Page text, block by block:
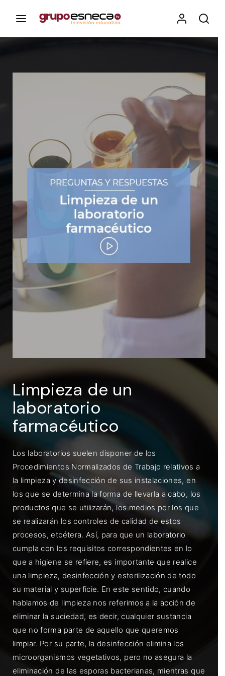
Limpieza de un
laboratorio
farmacéutico
Los laboratorios suelen disponer de los
Procedimientos Normalizados de Trabajo relativos a
la limpieza y desinfección de sus instalaciones, en
los que se determina la forma de llevarla a cabo, los
productos que se utilizarán, los medios por los que
se realizarán los controles de calidad de estos
procesos, etcétera. Así, para que un laboratorio
cumpla con los requisitos correspondientes en lo
que a higiene se refiere, es importante que realice
una limpieza, desinfección y esterilización de todo
su material y superficie. En este sentido, cuando
hablamos de limpieza nos referimos a la acción de
eliminar la suciedad, es decir, cualquier sustancia
que no forma parte de aquello que queremos
limpiar. Por su parte, la desinfección elimina los
microorganismos vegetativos, pero no asegura la
eliminación de las esporas bacterianas, mientras que
Esneca TV
Iniciar Sesión
Para iniciar sesión debes introducir el
mismo usuario y contraseña que utilizas
para acceder al campus virtual:
https://elcampusonline.com
Dirección de correo electrónico
ENTRAR
Recuérdame